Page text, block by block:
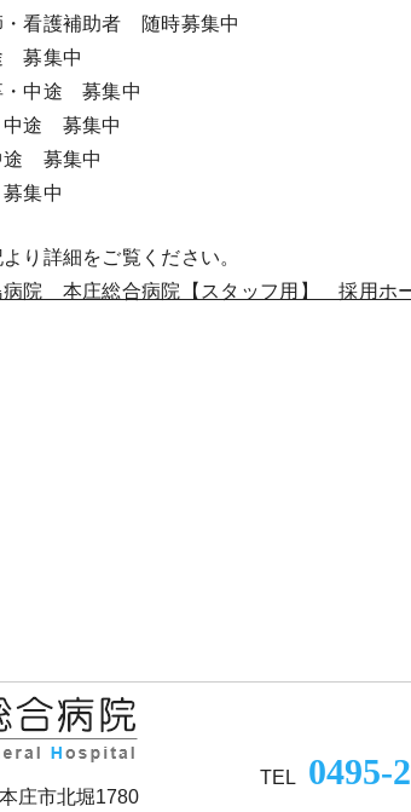
・看護補助者 随時募集中
募集中
中途 募集中
途 募集中
途 募集中
集中
り詳細をご覧ください。
院 本庄総合病院【スタッフ用】 採用ホ
庄市北堀1780
TEL 0495-